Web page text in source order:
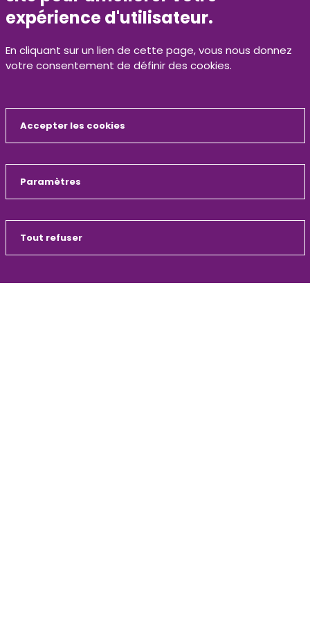
La collecte des déchets ménagers est régie par un
règlement qui s'applique à tous les habitants, qu'ils
ZE La Braconne
expérience d'utilisateur.
En cliquant sur un lien de cette page, vous nous donnez
votre consentement de définir des cookies.
Accepter les cookies
Masquer
Paramètres
Tout refuser